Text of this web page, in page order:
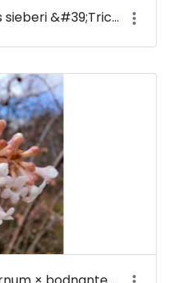
20260224_111122 Crocus sieberi &#39;Tricolor&#39;